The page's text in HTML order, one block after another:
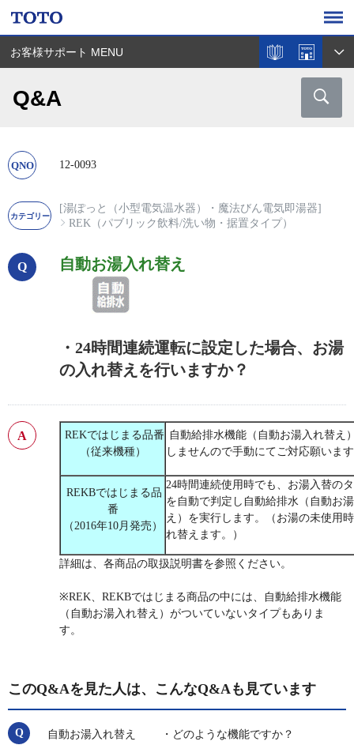
お客様サポート MENU
Q&A
12-0093
[湯ぽっと（小型電気温水器）・魔法びん電気即湯器]
REK（パブリック飲料/洗い物・据置タイプ）
自動お湯入れ替え
・24時間連続運転に設定した場合、お湯
の入れ替えを行いますか？
REKではじまる品番
（従来機種）
自動給排水機能（自動お湯入れ替え
しませんので手動にてご対応願いま
REKBではじまる品
番
（2016年10月発売）
24時間連続使用時でも、お湯入替の
を自動で判定し自動給排水（自動お
え）を実行します。（お湯の未使用
れ替えます。）
詳細は、各商品の取扱説明書を参照ください。
※REK、REKBではじまる商品の中には、自動給排水機能
（自動お湯入れ替え）がついていないタイプもありま
す。
このQ&Aを見た人は、こんなQ&Aも見ています
自動お湯入れ替え ・どのような機能ですか？